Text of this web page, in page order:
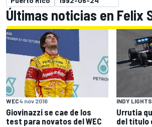
Últimas noticias en Felix
WEC4 nov 2016
Giovinazzi se cae de los
test para novatos del WEC
INDY LIGHTS
Urrutia
del título